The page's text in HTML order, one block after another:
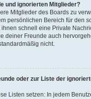
und ignorierten Mitglieder?
Mitglieder des Boards zu
persönlichen Bereich für den
schnell eine Private
deiner Freunde auch
nicht.
oder zur Liste der
Listen setzen: In jedem